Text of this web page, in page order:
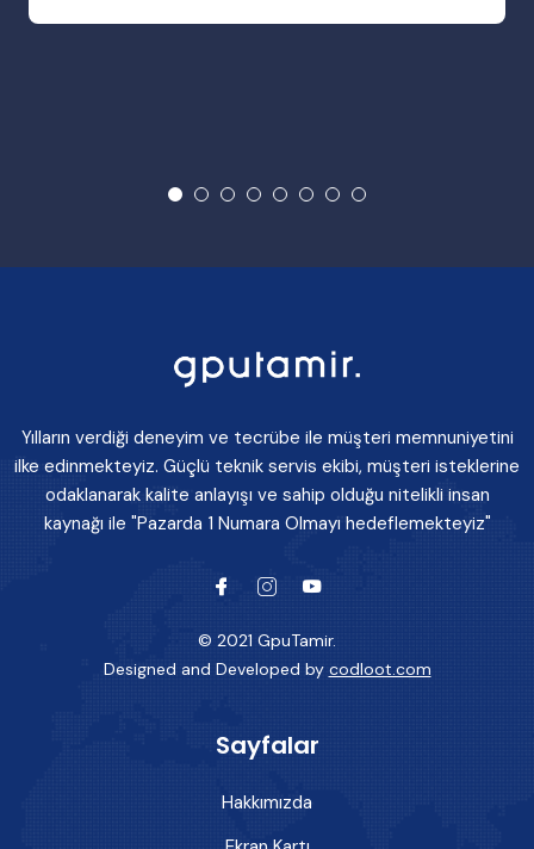
Yılların verdiği deneyim ve tecrübe ile müşteri memnuniyetini
ilke edinmekteyiz. Güçlü teknik servis ekibi, müşteri isteklerine
odaklanarak kalite anlayışı ve sahip olduğu nitelikli insan
kaynağı ile "Pazarda 1 Numara Olmayı hedeflemekteyiz"
© 2021 GpuTamir.
Designed and Developed by codloot.com
Sayfalar
Hakkımızda